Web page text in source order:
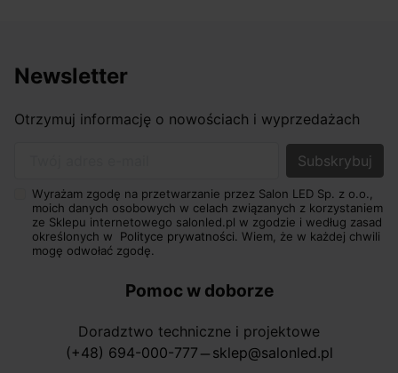
Newsletter
Otrzymuj informację o nowościach i wyprzedażach
Wyrażam zgodę na przetwarzanie przez Salon LED Sp. z o.o.,
moich danych osobowych w celach związanych z korzystaniem
ze Sklepu internetowego salonled.pl w zgodzie i według zasad
określonych w Polityce prywatności. Wiem, że w każdej chwili
mogę odwołać zgodę.
Pomoc w doborze
Doradztwo techniczne i projektowe
(+48) 694-000-777 horizontal_rule sklep@salonled.pl